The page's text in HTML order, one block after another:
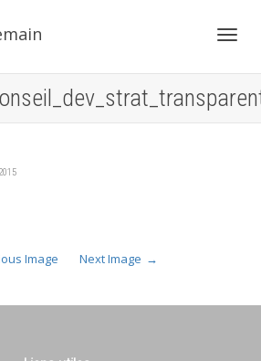
Image Next Image